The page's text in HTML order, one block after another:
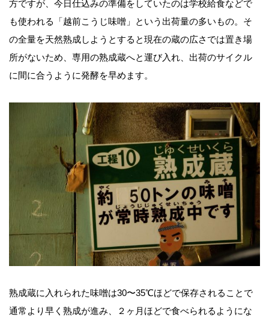
方ですが、今日仕込みの準備をしていたのは学校給食などで
も使われる「越前こうじ味噌」という出荷量の多いもの。そ
の全量を天然熟成しようとすると現在の蔵の広さでは置き場
所がないため、専用の熟成蔵へと運び入れ、出荷のサイクル
に間に合うように発酵を早めます。
熟成蔵に入れられた味噌は30〜35℃ほどで保存されることで
通常より早く熟成が進み、２ヶ月ほどで食べられるようにな